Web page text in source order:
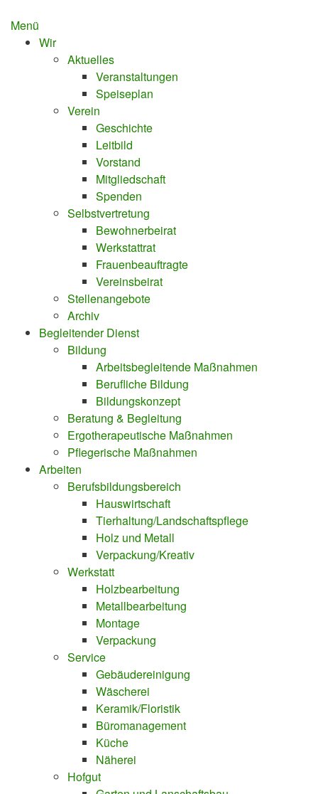
Inhalt
springen
Menü
Wir
Aktuelles
Veranstaltungen
Speiseplan
Verein
Geschichte
Leitbild
Vorstand
Mitgliedschaft
Spenden
Selbstvertretung
Bewohnerbeirat
Werkstattrat
Frauenbeauftragte
Vereinsbeirat
Stellenangebote
Archiv
Begleitender Dienst
Bildung
Arbeitsbegleitende Maßnahmen
Berufliche Bildung
Bildungskonzept
Beratung & Begleitung
Ergotherapeutische Maßnahmen
Pflegerische Maßnahmen
Arbeiten
Berufsbildungsbereich
Hauswirtschaft
Tierhaltung/Landschaftspflege
Holz und Metall
Verpackung/Kreativ
Werkstatt
Holzbearbeitung
Metallbearbeitung
Montage
Verpackung
Service
Gebäudereinigung
Wäscherei
Keramik/Floristik
Büromanagement
Küche
Näherei
Hofgut